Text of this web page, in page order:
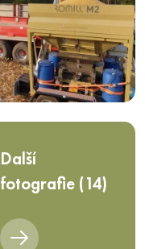
Další
fotografie (14)